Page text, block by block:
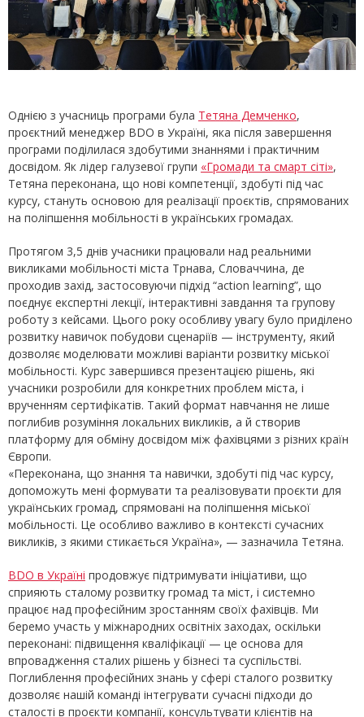
Однією з учасниць програми була Тетяна Демченко,
проєктний менеджер BDO в Україні, яка після завершення
програми поділилася здобутими знаннями і практичним
досвідом. Як лідер галузевої групи «Громади та смарт сіті»,
Тетяна переконана, що нові компетенції, здобуті під час
курсу, стануть основою для реалізації проєктів, спрямованих
на поліпшення мобільності в українських громадах.
Протягом 3,5 днів учасники працювали над реальними
викликами мобільності міста Трнава, Словаччина, де
проходив захід, застосовуючи підхід “action learning”, що
поєднує експертні лекції, інтерактивні завдання та групову
роботу з кейсами. Цього року особливу увагу було приділено
розвитку навичок побудови сценаріїв — інструменту, який
дозволяє моделювати можливі варіанти розвитку міської
мобільності. Курс завершився презентацією рішень, які
учасники розробили для конкретних проблем міста, і
врученням сертифікатів. Такий формат навчання не лише
поглибив розуміння локальних викликів, а й створив
платформу для обміну досвідом між фахівцями з різних країн
Європи.
«Переконана, що знання та навички, здобуті під час курсу,
допоможуть мені формувати та реалізовувати проєкти для
українських громад, спрямовані на поліпшення міської
мобільності. Це особливо важливо в контексті сучасних
викликів, з якими стикається Україна», — зазначила Тетяна.
BDO в Україні продовжує підтримувати ініціативи, що
сприяють сталому розвитку громад та міст, і системно
працює над професійним зростанням своїх фахівців. Ми
беремо участь у міжнародних освітніх заходах, оскільки
переконані: підвищення кваліфікації — це основа для
впровадження сталих рішень у бізнесі та суспільстві.
Поглиблення професійних знань у сфері сталого розвитку
дозволяє нашій команді інтегрувати сучасні підходи до
сталості в проєкти компанії, консультувати клієнтів на